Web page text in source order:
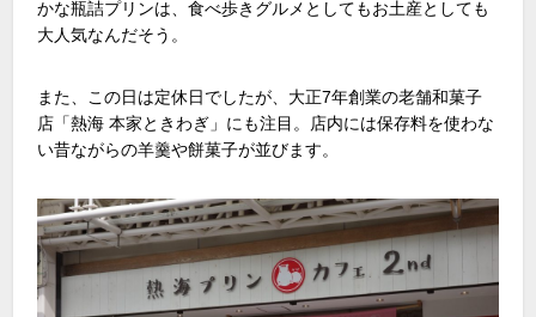
かな瓶詰プリンは、食べ歩きグルメとしてもお土産としても
大人気なんだそう。
また、この日は定休日でしたが、大正7年創業の老舗和菓子
店「熱海 本家ときわぎ」にも注目。店内には保存料を使わな
い昔ながらの羊羹や餅菓子が並びます。